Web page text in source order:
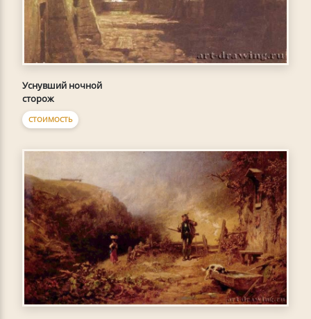
Уснувший ночной
сторож
СТОИМОСТЬ